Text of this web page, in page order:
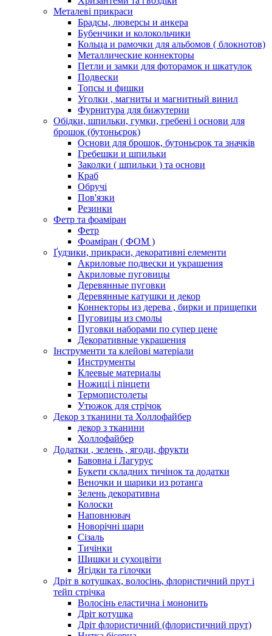
Металеві прикраси
Брадсы, люверсы и анкера
Бубенчики и колокольчики
Кольца и рамочки для альбомов ( блокнотов)
Металлические коннекторы
Петли и замки для фоторамок и шкатулок
Подвески
Топсы и фишки
Уголки , магниты и магнитный винил
Фурнитура для бижутерии
Обідки, шпильки, гумки, гребені і основи для
брошок (бутоньєрок)
Основи для брошок, бутоньєрок та значків
Гребешки и шпильки
Заколки ( шпильки ) та основи
Краб
Обручі
Пов'язки
Резинки
Фетр та фоаміран
Фетр
Фоаміран ( ФОМ )
Ґудзики, прикраси, декоративні елементи
Акриловые подвески и украшения
Акриловые пуговицы
Деревянные пуговки
Деревянные катушки и декор
Коннекторы из дерева , бирки и прищепки
Пуговицы из смолы
Пуговки наборами по супер цене
Декоративные украшения
Інструменти та клейові матеріали
Инструменты
Клеевые материалы
Ножиці і пінцети
Термопистолеты
Утюжок для стрічок
Декор з тканини та Холлофайбер
декор з тканини
Холлофайбер
Додатки , зелень , ягоди, фрукти
Бавовна і Лагурус
Букети складних тичінок та додатки
Веночки и шарики из ротанга
Зелень декоративна
Колоски
Наповнювач
Новорічні шари
Сізаль
Тичінки
Шишки и сухоцвіти
Ягідки та гілочки
Дріт в котушках, волосінь, флористичний прут і
тейп стрічка
Волосінь еластична і мононить
Дріт котушка
Дріт флористичний (флористичний прут)